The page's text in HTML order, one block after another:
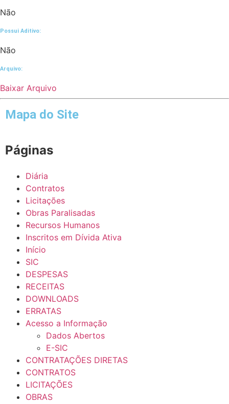
Não
Possui Aditivo:​
Não
Arquivo:
Baixar Arquivo
Mapa do Site
Páginas
Diária
Contratos
Licitações
Obras Paralisadas
Recursos Humanos
Inscritos em Dívida Ativa
Início
SIC
DESPESAS
RECEITAS
DOWNLOADS
ERRATAS
Acesso a Informação
Dados Abertos
E-SIC
CONTRATAÇÕES DIRETAS
CONTRATOS
LICITAÇÕES
OBRAS